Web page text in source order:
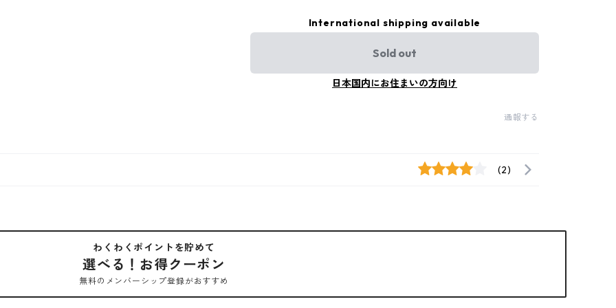
International shipping available
Sold out
日本国内にお住まいの方向け
通報する
(2)
わくわくポイントを貯めて
選べる！お得クーポン
無料のメンバーシップ登録がおすすめ